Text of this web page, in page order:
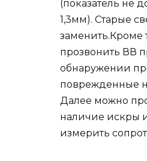
(показатель не
1,3мм). Старые
заменить.Кроме
прозвонить ВВ
обнаружении
поврежденные
Далее можно
наличие искры
измерить